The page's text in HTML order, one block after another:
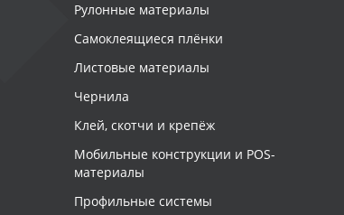
Рулонные материалы
Самоклеящиеся плёнки
Листовые материалы
Чернила
Клей, скотчи и крепёж
Мобильные конструкции и POS-
материалы
Профильные системы